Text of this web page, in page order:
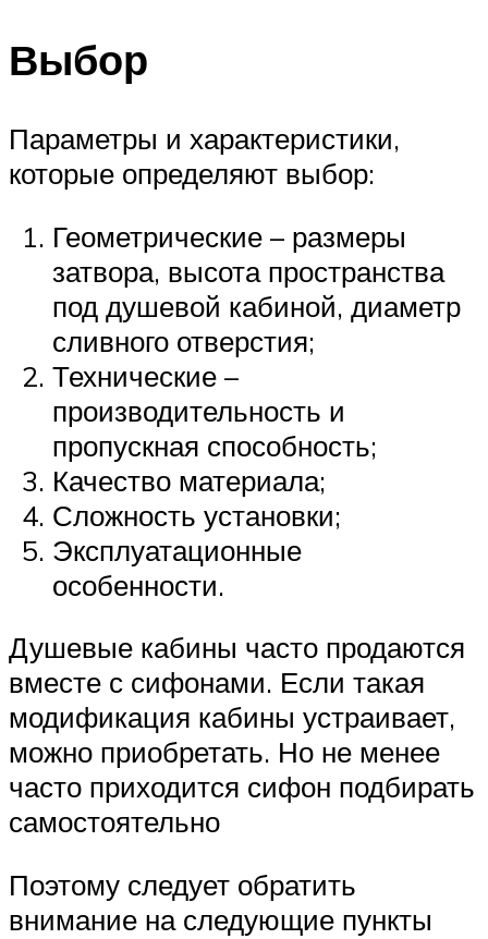
Выбор
Параметры и характеристики,
которые определяют выбор:
Геометрические – размеры
затвора, высота пространства
под душевой кабиной, диаметр
сливного отверстия;
Технические –
производительность и
пропускная способность;
Качество материала;
Сложность установки;
Эксплуатационные
особенности.
Душевые кабины часто продаются
вместе с сифонами. Если такая
модификация кабины устраивает,
можно приобретать. Но не менее
часто приходится сифон подбирать
самостоятельно
Поэтому следует обратить
внимание на следующие пункты